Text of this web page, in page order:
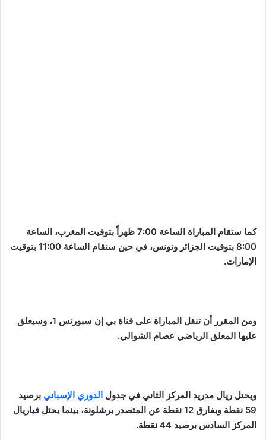
كما ستقام المباراة الساعة 7:00 ظهراً بتوقيت المغرب، الساعة
8:00 بتوقيت الجزائر وتونس، في حين ستقام الساعة 11:00 بتوقيت
الإمارات.
ومن المقرر أن تنقل المباراة على قناة بي إن سبورتس 1، وسيعلق
عليها المعلق الرياضي عصام الشوالي.
ويحتل ريال مدريد المركز الثاني في جدول الدوري الإسباني برصيد
59 نقطة وبفارق 12 نقطة عن المتصدر برشلونة، بينما يحتل فياريال
المركز السادس برصيد 44 نقطة.